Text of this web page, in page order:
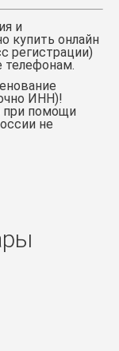
и
купить онлайн
регистрации)
телефонам.
ИНН)!
при помощи
не